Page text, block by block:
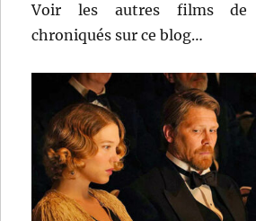
Voir les autres films de
chroniqués sur ce blog…